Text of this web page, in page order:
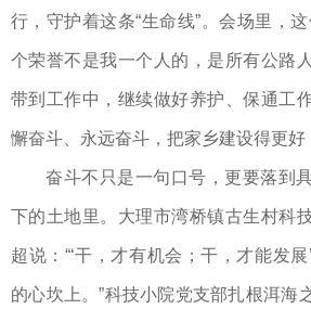
行，守护着这条“生命线”。会场里，
个荣誉不是我一个人的，是所有公路
带到工作中，继续做好养护、保通工
懈奋斗、永远奋斗，把家乡建设得更好
奋斗不只是一句口号，更要落到
下的土地里。大理市湾桥镇古生村科
超说：“‘干，才有机会；干，才能发
的心坎上。”科技小院党支部扎根洱海